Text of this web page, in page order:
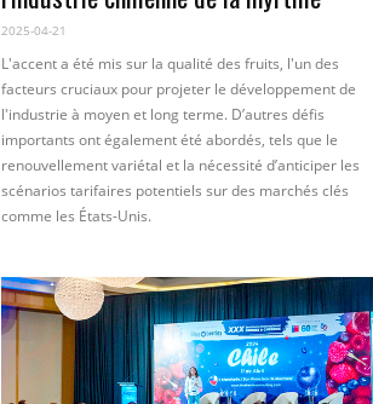
2025-04-21
L'accent a été mis sur la qualité des fruits, l'un des
facteurs cruciaux pour projeter le développement de
l'industrie à moyen et long terme. D’autres défis
importants ont également été abordés, tels que le
renouvellement variétal et la nécessité d’anticiper les
scénarios tarifaires potentiels sur des marchés clés
comme les États-Unis.